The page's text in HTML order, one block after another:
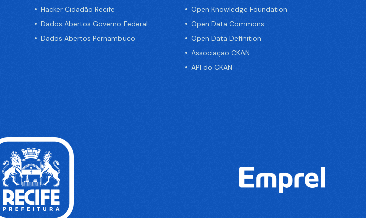
Hacker Cidadão Recife
Dados Abertos Governo Federal
Dados Abertos Pernambuco
Open Knowledge Foundation
Open Data Commons
Open Data Definition
Associação CKAN
API do CKAN